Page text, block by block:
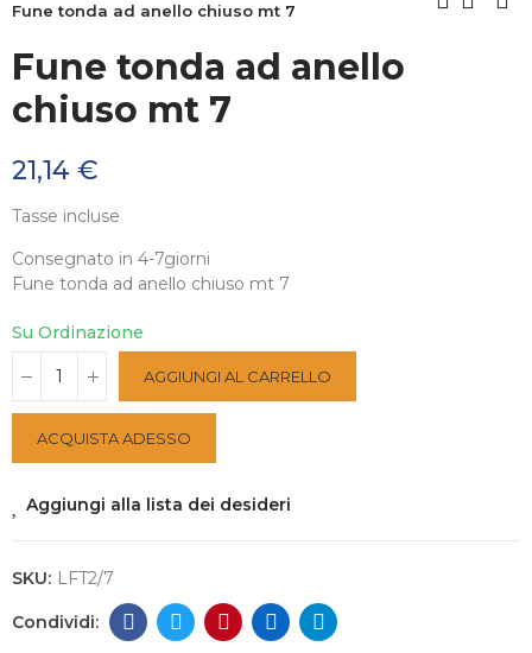
Fune tonda ad anello chiuso mt 7
Fune tonda ad anello
chiuso mt 7
21,14 €
Tasse incluse
Consegnato in 4-7giorni
Fune tonda ad anello chiuso mt 7
Su Ordinazione
AGGIUNGI AL CARRELLO
ACQUISTA ADESSO
Aggiungi alla lista dei desideri
SKU: LFT2/7